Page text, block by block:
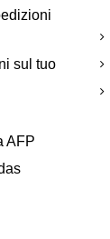
sul tuo
AFP